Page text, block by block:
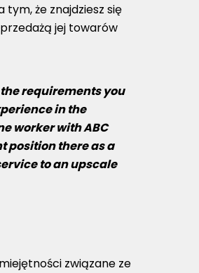
że znajdziesz się
jej towarów
requirements you
in the
worker with ABC
position there as a
to an upscale
związane ze